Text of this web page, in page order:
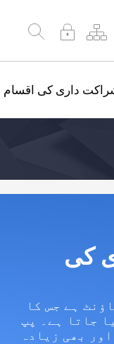
داری کی اقسام
کی
ہے جس کا
جاتا ہے۔ پپ
بھی زیادہ